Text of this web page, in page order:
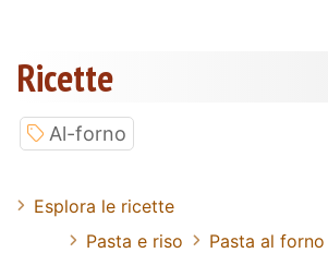
Ricette
Al-forno
Esplora le ricette
Pasta e riso
Pasta al forno